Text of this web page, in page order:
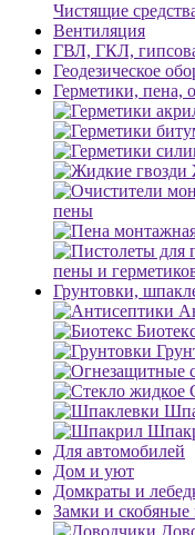
Чистящие
Вентиляция
ГВЛ, ГКЛ,
Геодезическое
Герметики, пена,
пены
пены и
Грунтовки,
Для автомобилей
Дом и уют
Домкраты и
Замки и скобяные